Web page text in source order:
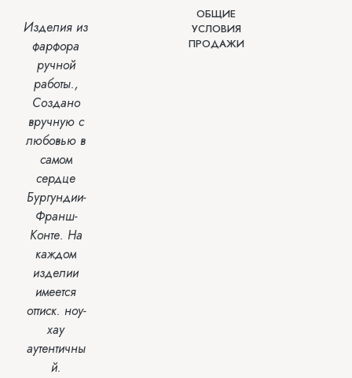
Изделия из
фарфора
ручной
работы.,
Создано
вручную с
любовью в
самом
сердце
Бургундии-
Франш-
Конте. На
каждом
изделии
имеется
оттиск. ноу-
хау
аутентичны
й.
ОБЩИЕ
УСЛОВИЯ
ПРОДАЖИ